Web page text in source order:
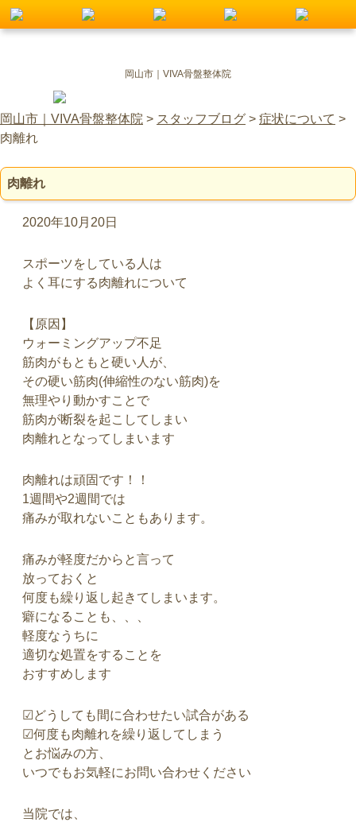
岡山市｜VIVA骨盤整体院
岡山市｜VIVA骨盤整体院 > スタッフブログ > 症状について >
肉離れ
肉離れ
2020年10月20日
スポーツをしている人は
よく耳にする肉離れについて
【原因】
ウォーミングアップ不足
筋肉がもともと硬い人が、
その硬い筋肉(伸縮性のない筋肉)を
無理やり動かすことで
筋肉が断裂を起こしてしまい
肉離れとなってしまいます
肉離れは頑固です！！
1週間や2週間では
痛みが取れないこともあります。
痛みが軽度だからと言って
放っておくと
何度も繰り返し起きてしまいます。
癖になることも、、、
軽度なうちに
適切な処置をすることを
おすすめします
☑︎どうしても間に合わせたい試合がある
☑︎何度も肉離れを繰り返してしまう
とお悩みの方、
いつでもお気軽にお問い合わせください
当院では、